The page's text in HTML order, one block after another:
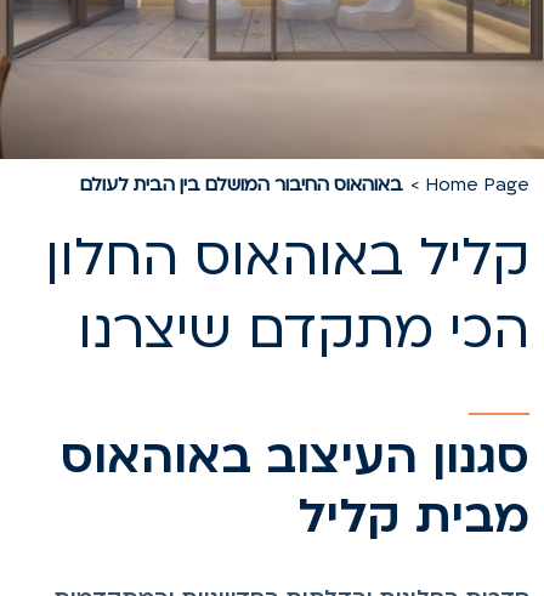
Home באוהאוס החיבור המושלם בין הבית לעולם
באוהאוס החלון
מתקדם שיצרנו
העיצוב באוהאוס
קליל